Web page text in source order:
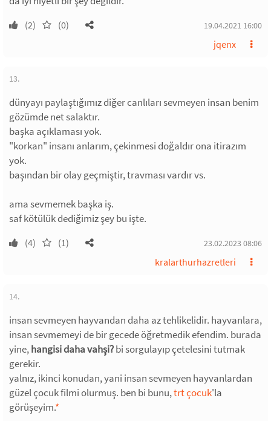
(2) (0) 19.04.2021 16:00
jqenx
13.
dünyayı paylaştığımız diğer canlıları sevmeyen insan benim
gözümde net salaktır.
başka açıklaması yok.
"korkan" insanı anlarım, çekinmesi doğaldır ona itirazım
yok.
başından bir olay geçmiştir, travması vardır vs.
ama sevmemek başka iş.
saf kötülük dediğimiz şey bu işte.
(4) (1) 23.02.2023 08:06
kralarthurhazretleri
14.
insan sevmeyen hayvandan daha az tehlikelidir. hayvanlara,
insan sevmemeyi de bir gecede öğretmedik efendim. burada
yine,hangisi daha vahşi?bi sorgulayıp çetelesini tutmak
gerekir.
yalnız, ikinci konudan, yani insan sevmeyen hayvanlardan
güzel çocuk filmi olurmuş. ben bi bunu,trt çocuk'la
görüşeyim.*